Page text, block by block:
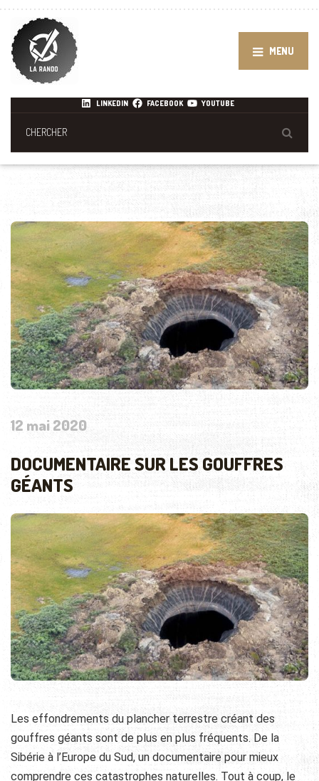
MENU
LINKEDIN FACEBOOK YOUTUBE
12 mai 2020
DOCUMENTAIRE SUR LES GOUFFRES
GÉANTS
Les effondrements du plancher terrestre créant des
gouffres géants sont de plus en plus fréquents. De la
Sibérie à l’Europe du Sud, un documentaire pour mieux
comprendre ces catastrophes naturelles. Tout à coup, le